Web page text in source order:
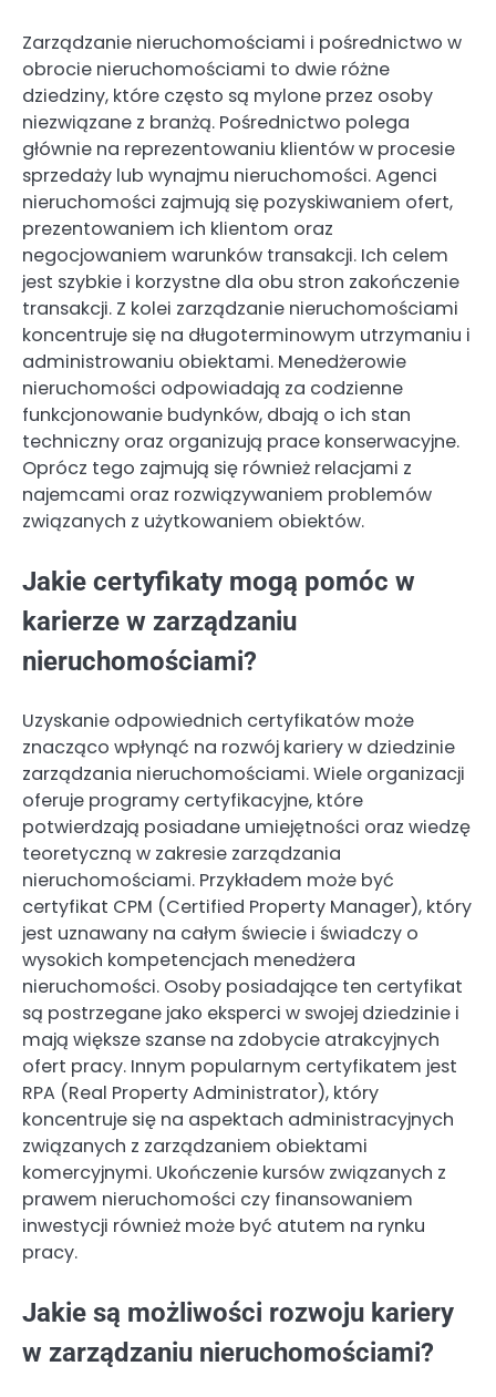
Zarządzanie nieruchomościami i pośrednictwo w
obrocie nieruchomościami to dwie różne
dziedziny, które często są mylone przez osoby
niezwiązane z branżą. Pośrednictwo polega
głównie na reprezentowaniu klientów w procesie
sprzedaży lub wynajmu nieruchomości. Agenci
nieruchomości zajmują się pozyskiwaniem ofert,
prezentowaniem ich klientom oraz
negocjowaniem warunków transakcji. Ich celem
jest szybkie i korzystne dla obu stron zakończenie
transakcji. Z kolei zarządzanie nieruchomościami
koncentruje się na długoterminowym utrzymaniu i
administrowaniu obiektami. Menedżerowie
nieruchomości odpowiadają za codzienne
funkcjonowanie budynków, dbają o ich stan
techniczny oraz organizują prace konserwacyjne.
Oprócz tego zajmują się również relacjami z
najemcami oraz rozwiązywaniem problemów
związanych z użytkowaniem obiektów.
Jakie certyfikaty mogą pomóc w
karierze w zarządzaniu
nieruchomościami?
Uzyskanie odpowiednich certyfikatów może
znacząco wpłynąć na rozwój kariery w dziedzinie
zarządzania nieruchomościami. Wiele organizacji
oferuje programy certyfikacyjne, które
potwierdzają posiadane umiejętności oraz wiedzę
teoretyczną w zakresie zarządzania
nieruchomościami. Przykładem może być
certyfikat CPM (Certified Property Manager), który
jest uznawany na całym świecie i świadczy o
wysokich kompetencjach menedżera
nieruchomości. Osoby posiadające ten certyfikat
są postrzegane jako eksperci w swojej dziedzinie i
mają większe szanse na zdobycie atrakcyjnych
ofert pracy. Innym popularnym certyfikatem jest
RPA (Real Property Administrator), który
koncentruje się na aspektach administracyjnych
związanych z zarządzaniem obiektami
komercyjnymi. Ukończenie kursów związanych z
prawem nieruchomości czy finansowaniem
inwestycji również może być atutem na rynku
pracy.
Jakie są możliwości rozwoju kariery
w zarządzaniu nieruchomościami?